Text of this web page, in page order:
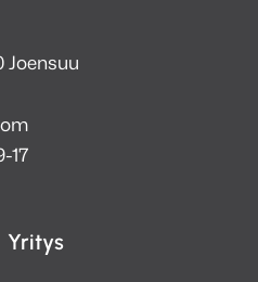
Joensuu
17
Yritys